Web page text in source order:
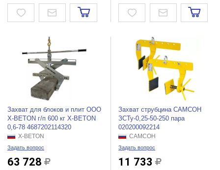
Захват для блоков и плит ООО
X-BETON г/п 600 кг X-BETON
0,6-78 4687202114320
X-BETON
Задать вопрос
63 728
Захват струбцина САМСОН
ЗСТу-0,25-50-250 пара
020200092214
САМСОН
Задать вопрос
11 733